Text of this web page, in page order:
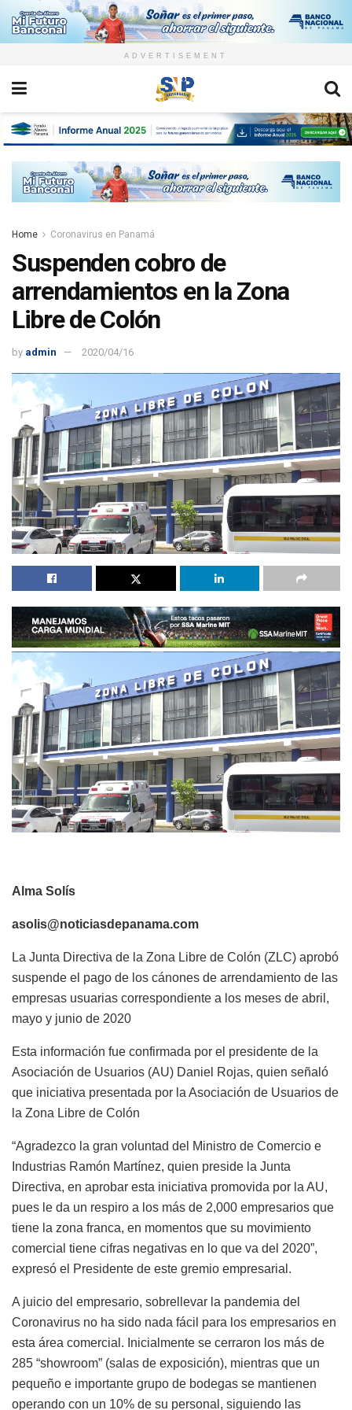
ADVERTISEMENT
Home Coronavirus en Panamá
Suspenden cobro de
arrendamientos en la Zona
Libre de Colón
by admin 2020/04/16
Alma Solís
asolis@noticiasdepanama.com
La Junta Directiva de la Zona Libre de Colón (ZLC) aprobó
suspende el pago de los cánones de arrendamiento de las
empresas usuarias correspondiente a los meses de abril,
mayo y junio de 2020
Esta información fue confirmada por el presidente de la
Asociación de Usuarios (AU) Daniel Rojas, quien señaló
que iniciativa presentada por la Asociación de Usuarios de
la Zona Libre de Colón
“Agradezco la gran voluntad del Ministro de Comercio e
Industrias Ramón Martínez, quien preside la Junta
Directiva, en aprobar esta iniciativa promovida por la AU,
pues le da un respiro a los más de 2,000 empresarios que
tiene la zona franca, en momentos que su movimiento
comercial tiene cifras negativas en lo que va del 2020”,
expresó el Presidente de este gremio empresarial.
A juicio del empresario, sobrellevar la pandemia del
Coronavirus no ha sido nada fácil para los empresarios en
esta área comercial. Inicialmente se cerraron los más de
285 “showroom” (salas de exposición), mientras que un
pequeño e importante grupo de bodegas se mantienen
operando con un 10% de su personal, siguiendo las